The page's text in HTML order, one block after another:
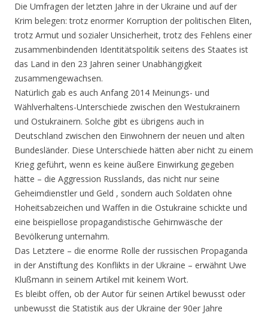
Die Umfragen der letzten Jahre in der Ukraine und auf der
Krim belegen: trotz enormer Korruption der politischen Eliten,
trotz Armut und sozialer Unsicherheit, trotz des Fehlens einer
zusammenbindenden Identitätspolitik seitens des Staates ist
das Land in den 23 Jahren seiner Unabhängigkeit
zusammengewachsen.
Natürlich gab es auch Anfang 2014 Meinungs- und
Wählverhaltens-Unterschiede zwischen den Westukrainern
und Ostukrainern. Solche gibt es übrigens auch in
Deutschland zwischen den Einwohnern der neuen und alten
Bundesländer. Diese Unterschiede hätten aber nicht zu einem
Krieg geführt, wenn es keine äußere Einwirkung gegeben
hätte – die Aggression Russlands, das nicht nur seine
Geheimdienstler und Geld , sondern auch Soldaten ohne
Hoheitsabzeichen und Waffen in die Ostukraine schickte und
eine beispiellose propagandistische Gehirnwäsche der
Bevölkerung unternahm.
Das Letztere – die enorme Rolle der russischen Propaganda
in der Anstiftung des Konflikts in der Ukraine – erwähnt Uwe
Klußmann in seinem Artikel mit keinem Wort.
Es bleibt offen, ob der Autor für seinen Artikel bewusst oder
unbewusst die Statistik aus der Ukraine der 90er Jahre